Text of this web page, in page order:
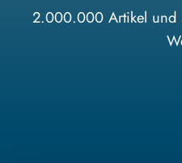
2.000.000 Artikel und